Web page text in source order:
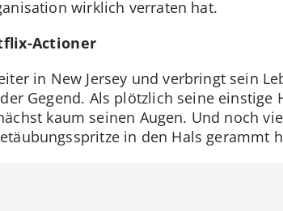
wirklich verraten hat.
Actioner
in New Jersey und verbringt sein
Gegend. Als plötzlich seine einstige
kaum seinen Augen. Und noch
in den Hals gerammt